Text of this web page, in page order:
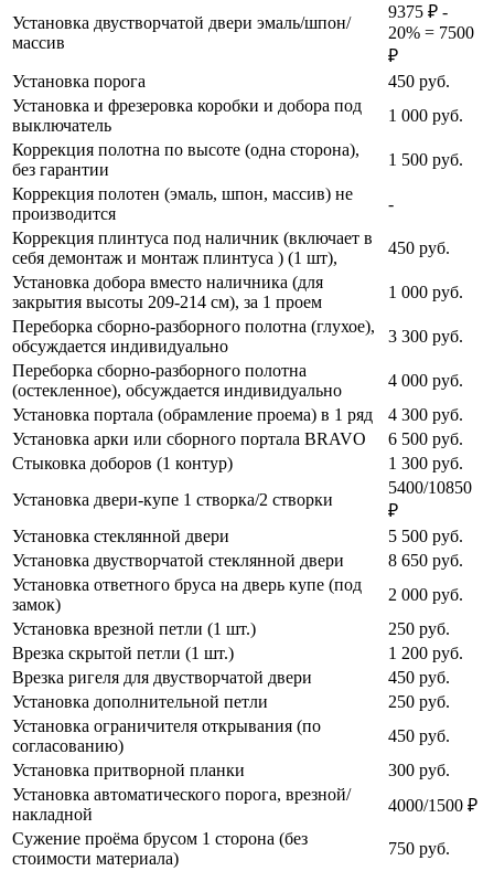
Установка двустворчатой двери эмаль/шпон/
массив
9375 ₽ -
20% = 7500
₽
Установка порога
450 руб.
Установка и фрезеровка коробки и добора под
выключатель
1 000 руб.
Коррекция полотна по высоте (одна сторона),
без гарантии
1 500 руб.
Коррекция полотен (эмаль, шпон, массив) не
производится
-
Коррекция плинтуса под наличник (включает в
себя демонтаж и монтаж плинтуса ) (1 шт),
450 руб.
Установка добора вместо наличника (для
закрытия высоты 209-214 см), за 1 проем
1 000 руб.
Переборка сборно-разборного полотна (глухое),
обсуждается индивидуально
3 300 руб.
Переборка сборно-разборного полотна
(остекленное), обсуждается индивидуально
4 000 руб.
Установка портала (обрамление проема) в 1 ряд
4 300 руб.
Установка арки или сборного портала BRAVO
6 500 руб.
Стыковка доборов (1 контур)
1 300 руб.
Установка двери-купе 1 створка/2 створки
5400/10850
₽
Установка стеклянной двери
5 500 руб.
Установка двустворчатой стеклянной двери
8 650 руб.
Установка ответного бруса на дверь купе (под
замок)
2 000 руб.
Установка врезной петли (1 шт.)
250 руб.
Врезка скрытой петли (1 шт.)
1 200 руб.
Врезка ригеля для двустворчатой двери
450 руб.
Установка дополнительной петли
250 руб.
Установка ограничителя открывания (по
согласованию)
450 руб.
Установка притворной планки
300 руб.
Установка автоматического порога, врезной/
накладной
4000/1500 ₽
Сужение проёма брусом 1 сторона (без
стоимости материала)
750 руб.